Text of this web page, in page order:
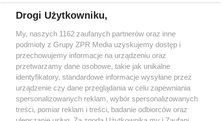
Żaden utwór zamieszczony w serwisie nie może być powielany i
rozpowszechniany lub dalej rozpowszechniany w jakikolwiek sposób
(w tym także elektroniczny lub mechaniczny) na jakimkolwiek polu
eksploatacji w jakiejkolwiek formie, włącznie z umieszczaniem w
Internecie bez pisemnej zgody właściciela praw. Jakiekolwiek użycie
lub wykorzystanie utworów w całości lub w części z naruszeniem
prawa, tzn. bez właściwej zgody, jest zabronione pod groźbą kary i
może być ścigane prawnie.
Drogi Użytkowniku,
My, naszych 1162 zaufanych partnerów oraz inne
podmioty z Grupy ZPR Media uzyskujemy dostęp i
przechowujemy informacje na urządzeniu oraz
przetwarzamy dane osobowe, takie jak unikalne
identyfikatory, standardowe informacje wysyłane przez
urządzenie czy dane przeglądania w celu zapewniania
spersonalizowanych reklam, wybór spersonalizowanych
treści, pomiar reklam i treści, badanie odbiorców oraz